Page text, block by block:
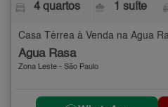
4 quartos 1 suíte
Casa Térrea à Venda na Água
Água Rasa
Zona Leste - São Paulo